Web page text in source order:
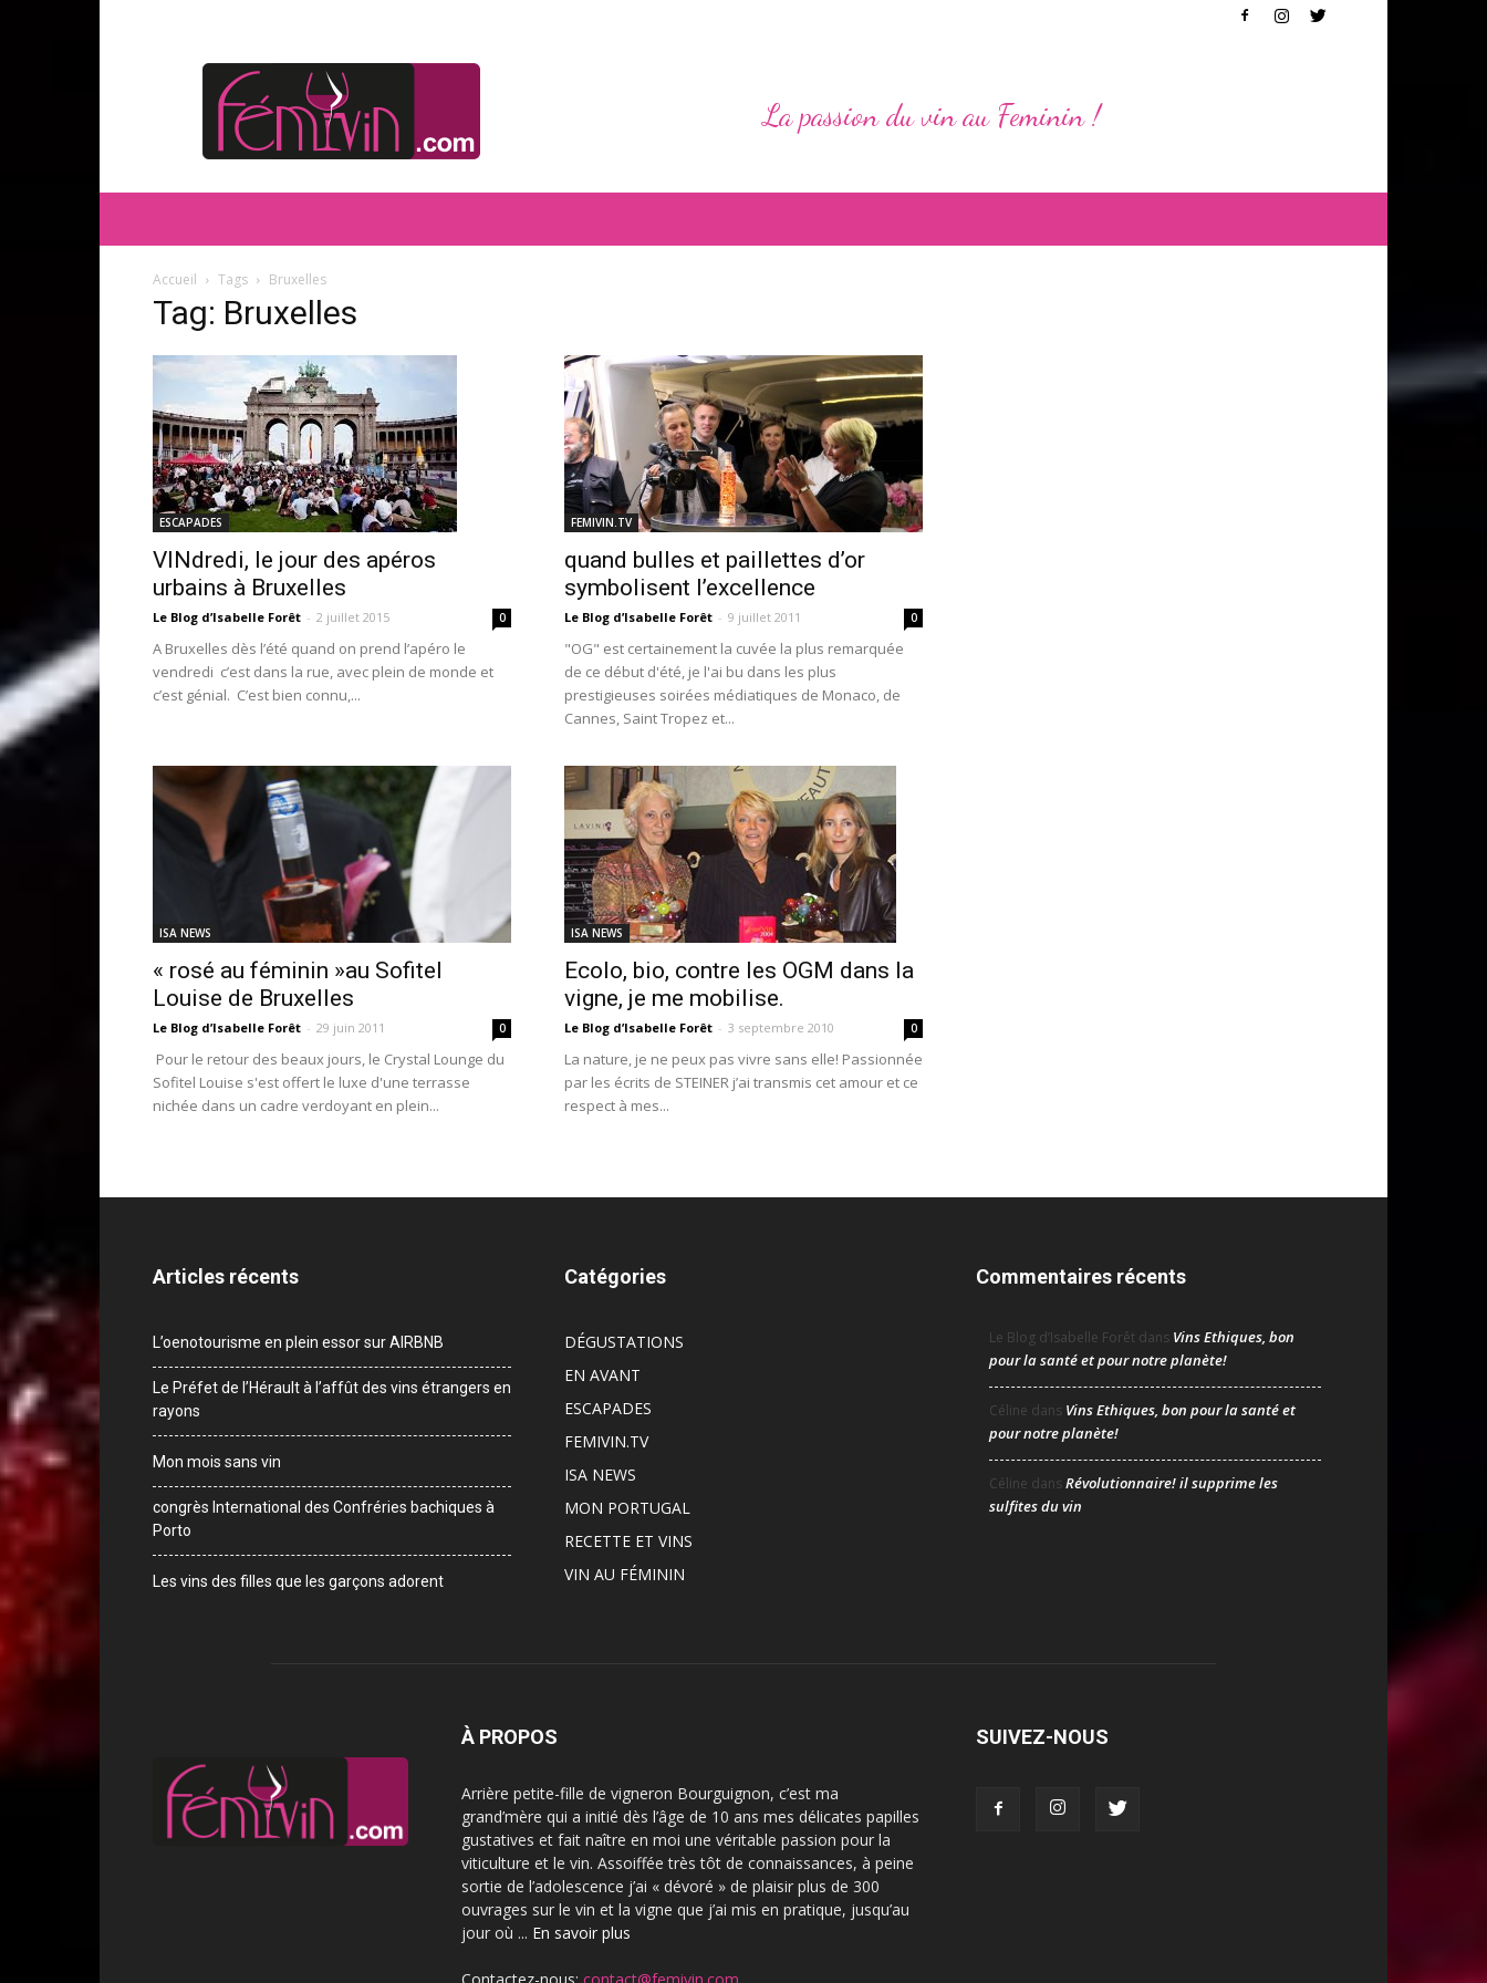
FEMIVIN
La passion du vin au Feminin !
Accueil Tags Bruxelles
Tag: Bruxelles
ESCAPADES
VINdredi, le jour des apéros
urbains à Bruxelles
Le Blog d’Isabelle Forêt - 2 juillet 2015 0
A Bruxelles dès l’été quand on prend l’apéro le
vendredi c’est dans la rue, avec plein de monde et
c’est génial. C’est bien connu,...
FEMIVIN.TV
quand bulles et paillettes d’or
symbolisent l’excellence
Le Blog d’Isabelle Forêt - 9 juillet 2011 0
"OG" est certainement la cuvée la plus remarquée
de ce début d'été, je l'ai bu dans les plus
prestigieuses soirées médiatiques de Monaco, de
Cannes, Saint Tropez et...
ISA NEWS
« rosé au féminin »au Sofitel
Louise de Bruxelles
Le Blog d’Isabelle Forêt - 29 juin 2011 0
Pour le retour des beaux jours, le Crystal Lounge du
Sofitel Louise s'est offert le luxe d'une terrasse
nichée dans un cadre verdoyant en plein...
ISA NEWS
Ecolo, bio, contre les OGM dans la
vigne, je me mobilise.
Le Blog d’Isabelle Forêt - 3 septembre 2010 0
La nature, je ne peux pas vivre sans elle! Passionnée
par les écrits de STEINER j’ai transmis cet amour et ce
respect à mes...
Articles récents
L’oenotourisme en plein essor sur AIRBNB
Le Préfet de l’Hérault à l’affût des vins étrangers en
rayons
Mon mois sans vin
congrès International des Confréries bachiques à
Porto
Les vins des filles que les garçons adorent
Catégories
DÉGUSTATIONS
EN AVANT
ESCAPADES
FEMIVIN.TV
ISA NEWS
MON PORTUGAL
RECETTE ET VINS
VIN AU FÉMININ
Commentaires récents
Le Blog d’Isabelle Forêt dans Vins Ethiques, bon
pour la santé et pour notre planète!
Céline dans Vins Ethiques, bon pour la santé et
pour notre planète!
Céline dansRévolutionnaire! il supprime les
sulfites du vin
À PROPOS
Arrière petite-fille de vigneron Bourguignon, c’est ma
grand’mère qui a initié dès l’âge de 10 ans mes délicates papilles
gustatives et fait naître en moi une véritable passion pour la
viticulture et le vin. Assoiffée très tôt de connaissances, à peine
sortie de l’adolescence j’ai « dévoré » de plaisir plus de 300
ouvrages sur le vin et la vigne que j’ai mis en pratique, jusqu’au
jour où ... En savoir plus
SUIVEZ-NOUS